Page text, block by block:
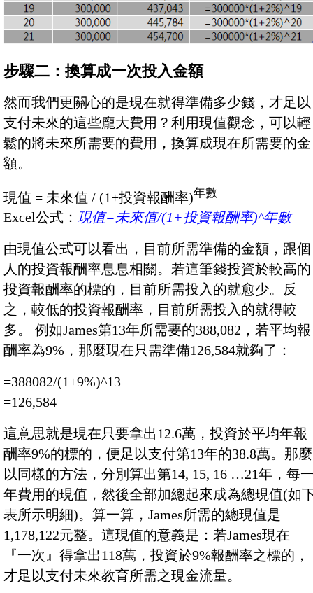
步驟二：換算成一次投入金額
然而我們更關心的是現在就得準備多少錢，才足以
支付未來的這些龐大費用？利用現值觀念，可以輕
鬆的將未來所需要的費用，換算成現在所需要的金
額。
現值 = 未來值 / (1+投資報酬率)年數
Excel公式： 現值=未來值/(1+投資報酬率)^年數
由現值公式可以看出，目前所需準備的金額，跟個
人的投資報酬率息息相關。若這筆錢投資於較高的
投資報酬率的標的，目前所需投入的就愈少。反
之，較低的投資報酬率，目前所需投入的就得較
多。 例如James第13年所需要的388,082，若平均報
酬率為9%，那麼現在只需準備126,584就夠了：
=388082/(1+9%)^13
=126,584
這意思就是現在只要拿出12.6萬，投資於平均年報
酬率9%的標的，便足以支付第13年的38.8萬。那麼
以同樣的方法，分別算出第14, 15, 16 …21年，每
年費用的現值，然後全部加總起來成為總現值(如
表所示明細)。算一算，James所需的總現值是
1,178,122元整。這現值的意義是：若James現在
『一次』得拿出118萬，投資於9%報酬率之標的，
才足以支付未來教育所需之現金流量。